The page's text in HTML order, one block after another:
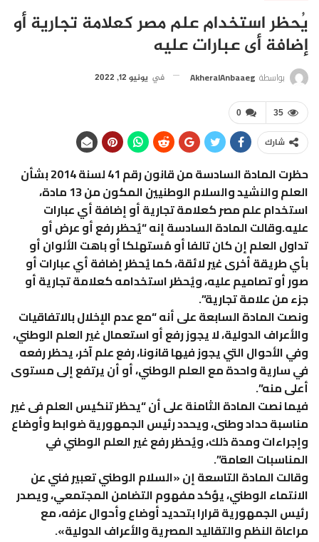
يُحظر استخدام علم مصر كعلامة تجارية أو
إضافة أى عبارات عليه
بواسطة AkheralAnbaaeg في يونيو 12, 2022
0 35
شارك
حظرت المادة السادسة من قانون رقم 41 لسنة 2014 بشأن
العلم والنشيد والسلام الوطنيين المكون من 13 مادة،
استخدام علم مصر كعلامة تجارية أو إضافة أي عبارات
عليه.وقالت المادة السادسة إنه “يُحظر رفع أو عرض أو
تداول العلم إن كان تالفا أو مُستهلكا أو باهت الألوان أو
بأي طريقة أخرى غير لائقة، كما يُحظر إضافة أي عبارات أو
صور أو تصاميم عليه، ويُحظر استخدامه كعلامة تجارية أو
جزء من علامة تجارية”.
ونصت المادة السابعة على أنه “مع عدم الإخلال بالاتفاقيات
والأعراف الدولية، لا يجوز رفع أو استعمال غير العلم الوطني،
وفي الأحوال التي يجوز فيها قانونا، رفع علم آخر، يحظر رفعه
في سارية واحدة مع العلم الوطني، أو أن يرتفع إلى مستوى
أعلى منه”.
فيما نصت المادة الثامنة على أن “يحظر تنكيس العلم فى غير
مناسبة حداد وطنى، ويحدد رئيس الجمهورية ضوابط وأوضاع
وإجراءات ومدة ذلك، ويُحظر رفع غير العلم الوطني في
المناسبات العامة”.
وقالت المادة التاسعة إن «السلام الوطني تعبير فني عن
الانتماء الوطني، يؤكد مفهوم التضامن المجتمعي، ويصدر
رئيس الجمهورية قرارا بتحديد أوضاع وأحوال عزفه، مع
مراعاة النظم والتقاليد المصرية والأعراف الدولية».